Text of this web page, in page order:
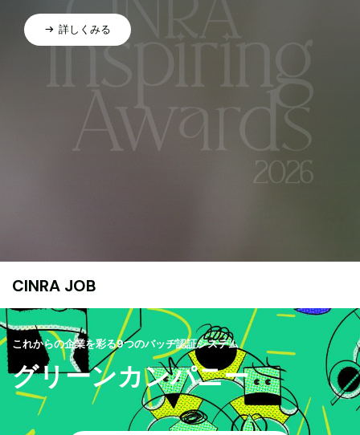
詳しくみる
CINRA JOB
これからの企業を彩る9つのバッヂ認証システム
グリーンカンパニー